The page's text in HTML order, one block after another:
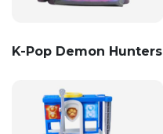
K-Pop Demon Hunters